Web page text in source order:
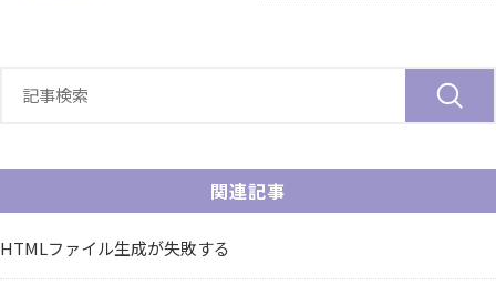
関連記事
HTMLファイル生成が失敗する